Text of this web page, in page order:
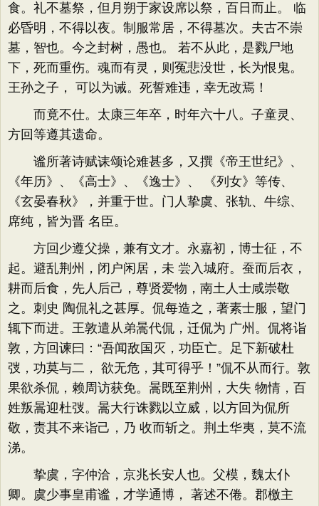
食。礼不墓祭，但月朔于家设席以祭，百日而止。 临
必昏明，不得以夜。制服常居，不得墓次。夫古不崇
墓，智也。今之封树，愚也。 若不从此，是戮尸地
下，死而重伤。魂而有灵，则冤悲没世，长为恨鬼。
王孙之子， 可以为诫。死誓难违，幸无改焉！
而竟不仕。太康三年卒，时年六十八。子童灵、
方回等遵其遗命。
谧所著诗赋诔颂论难甚多，又撰《帝王世纪》、
《年历》、《高士》、《逸士》、 《列女》等传、
《玄晏春秋》，并重于世。门人挚虞、张轨、牛综、
席纯，皆为晋 名臣。
方回少遵父操，兼有文才。永嘉初，博士征，不
起。避乱荆州，闭户闲居，未 尝入城府。蚕而后衣，
耕而后食，先人后己，尊贤爱物，南土人士咸崇敬
之。刺史 陶侃礼之甚厚。侃每造之，著素士服，望门
辄下而进。王敦遣从弟暠代侃，迁侃为 广州。侃将诣
敦，方回谏曰：“吾闻敌国灭，功臣亡。足下新破杜
弢，功莫与二， 欲无危，其可得乎！”侃不从而行。敦
果欲杀侃，赖周访获免。暠既至荆州，大失 物情，百
姓叛暠迎杜弢。暠大行诛戮以立威，以方回为侃所
敬，责其不来诣己，乃 收而斩之。荆土华夷，莫不流
涕。
挚虞，字仲洽，京兆长安人也。父模，魏太仆
卿。虞少事皇甫谧，才学通博， 著述不倦。郡檄主